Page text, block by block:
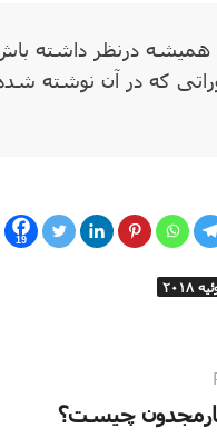
همیشه درنظر داشته
که در آن نوشته
19
چیست؟